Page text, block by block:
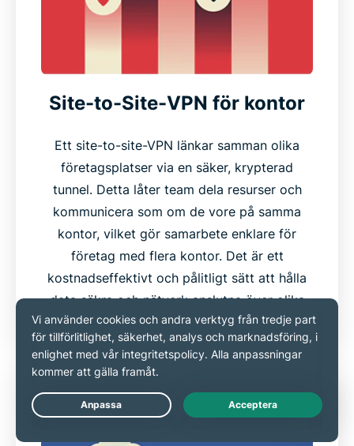
Site-to-Site-VPN för kontor
Ett site-to-site-VPN länkar samman olika
företagsplatser via en säker, krypterad
tunnel. Detta låter team dela resurser och
kommunicera som om de vore på samma
kontor, vilket gör samarbete enklare för
företag med flera kontor. Det är ett
kostnadseffektivt och pålitligt sätt att hålla
data säkra och nätverk anslutna över olika
platser.
Live Chat